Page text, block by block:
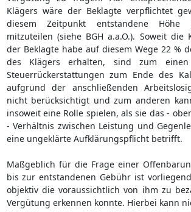
Klägers wäre der Beklagte verpflichtet
diesem Zeitpunkt entstandene Höhe
mitzuteilen (siehe BGH a.a.O.). Soweit die
der Beklagte habe auf diesem Wege 22 %
des Klägers erhalten, sind zum
Steuerrückerstattungen zum Ende des
aufgrund der anschließenden
nicht berücksichtigt und zum anderen
insoweit eine Rolle spielen, als sie das -
- Verhältnis zwischen Leistung und
eine ungeklärte Aufklärungspflicht betrifft.
Maßgeblich für die Frage einer
bis zur entstandenen Gebühr ist
objektiv die voraussichtlich von ihm zu
Vergütung erkennen konnte. Hierbei kann